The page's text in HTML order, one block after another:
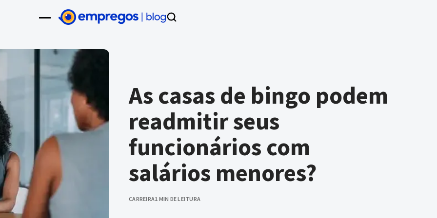
As casas de bingo podem
readmitir seus
funcionários com
salários menores?
CARREIRA1 MIN DE LEITURA